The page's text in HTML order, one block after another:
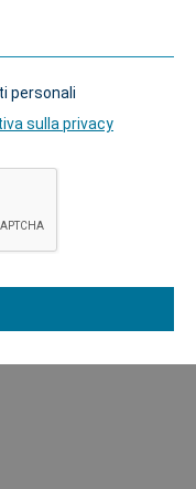
personali
sulla privacy